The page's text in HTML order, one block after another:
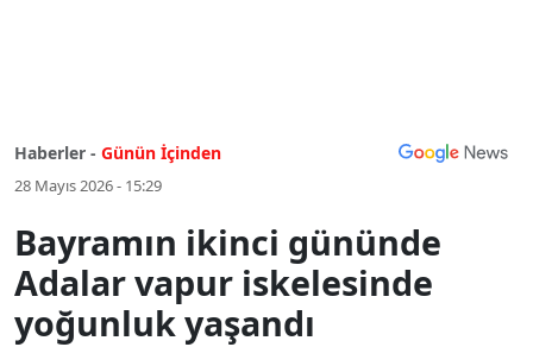
Haberler - Günün İçinden
28 Mayıs 2026 - 15:29
Bayramın ikinci gününde
Adalar vapur iskelesinde
yoğunluk yaşandı